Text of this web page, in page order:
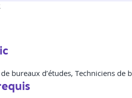
bureaux d’études, Techniciens